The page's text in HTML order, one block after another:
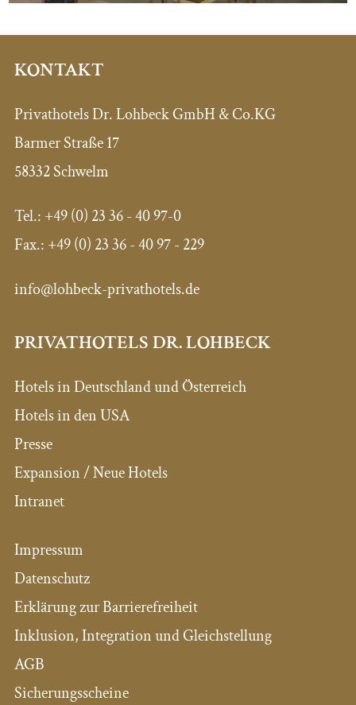
KONTAKT
Privathotels Dr. Lohbeck GmbH & Co.KG
Barmer Straße 17
58332 Schwelm
Tel.: +49 (0) 23 36 - 40 97-0
Fax.: +49 (0) 23 36 - 40 97 - 229
info@lohbeck-privathotels.de
PRIVATHOTELS DR. LOHBECK
Hotels in Deutschland und Österreich
Hotels in den USA
Presse
Expansion / Neue Hotels
Intranet
Impressum
Datenschutz
Erklärung zur Barrierefreiheit
Inklusion, Integration und Gleichstellung
AGB
Sicherungsscheine